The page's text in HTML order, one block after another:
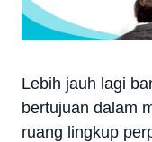
Lebih jauh lagi
bertujuan dalam
ruang lingkup